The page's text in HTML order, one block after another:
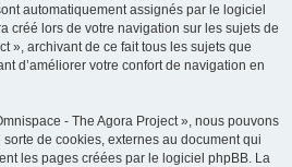
automatiquement assignés par le logiciel
créé lors de votre navigation sur les sujets de
», archivant de ce fait tous les sujets que
d’améliorer votre confort de navigation en
- The Agora Project », nous pouvons
de cookies, externes au document qui
les pages créées par le logiciel phpBB. La